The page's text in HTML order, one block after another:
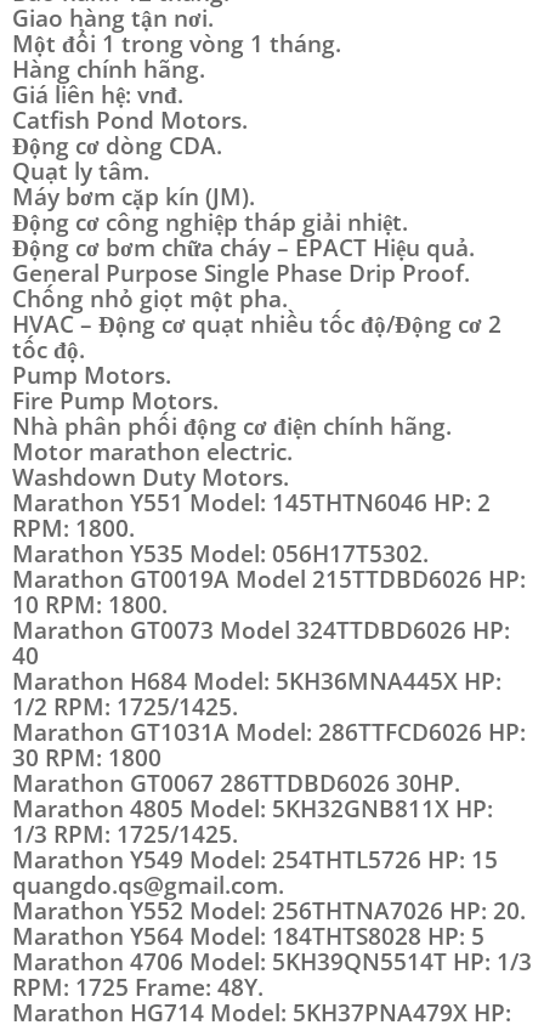
Giao hàng tận nơi.
Một đổi 1 trong vòng 1 tháng.
Hàng chính hãng.
Giá liên hệ: vnđ.
Catfish Pond Motors.
Động cơ dòng CDA.
Quạt ly tâm.
Máy bơm cặp kín (JM).
Động cơ công nghiệp tháp giải nhiệt.
Động cơ bơm chữa cháy – EPACT Hiệu quả.
General Purpose Single Phase Drip Proof.
Chống nhỏ giọt một pha.
HVAC – Động cơ quạt nhiều tốc độ/Động cơ 2
tốc độ.
Pump Motors.
Fire Pump Motors.
Nhà phân phối động cơ điện chính hãng.
Motor marathon electric.
Washdown Duty Motors.
Marathon Y551 Model: 145THTN6046 HP: 2
RPM: 1800.
Marathon Y535 Model: 056H17T5302.
Marathon GT0019A Model 215TTDBD6026 HP:
10 RPM: 1800.
Marathon GT0073 Model 324TTDBD6026 HP:
40
Marathon H684 Model: 5KH36MNA445X HP:
1/2 RPM: 1725/1425.
Marathon GT1031A Model: 286TTFCD6026 HP:
30 RPM: 1800
Marathon GT0067 286TTDBD6026 30HP.
Marathon 4805 Model: 5KH32GNB811X HP:
1/3 RPM: 1725/1425.
Marathon Y549 Model: 254THTL5726 HP: 15
quangdo.qs@gmail.com.
Marathon Y552 Model: 256THTNA7026 HP: 20.
Marathon Y564 Model: 184THTS8028 HP: 5
Marathon 4706 Model: 5KH39QN5514T HP: 1/3
RPM: 1725 Frame: 48Y.
Marathon HG714 Model: 5KH37PNA479X HP: